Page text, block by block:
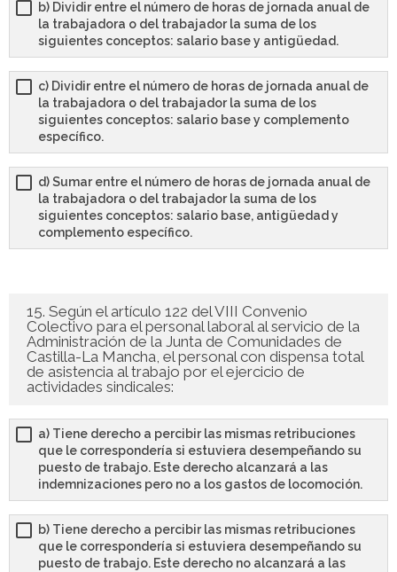
b) Dividir entre el número de horas de jornada anual de
la trabajadora o del trabajador la suma de los
siguientes conceptos: salario base y antigüedad.
c) Dividir entre el número de horas de jornada anual de
la trabajadora o del trabajador la suma de los
siguientes conceptos: salario base y complemento
específico.
d) Sumar entre el número de horas de jornada anual de
la trabajadora o del trabajador la suma de los
siguientes conceptos: salario base, antigüedad y
complemento específico.
15. Según el artículo 122 del VIII Convenio
Colectivo para el personal laboral al servicio de la
Administración de la Junta de Comunidades de
Castilla-La Mancha, el personal con dispensa total
de asistencia al trabajo por el ejercicio de
actividades sindicales:
a) Tiene derecho a percibir las mismas retribuciones
que le correspondería si estuviera desempeñando su
puesto de trabajo. Este derecho alcanzará a las
indemnizaciones pero no a los gastos de locomoción.
b) Tiene derecho a percibir las mismas retribuciones
que le correspondería si estuviera desempeñando su
puesto de trabajo. Este derecho no alcanzará a las